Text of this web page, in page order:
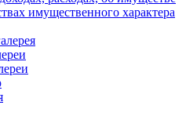
имущественного характера